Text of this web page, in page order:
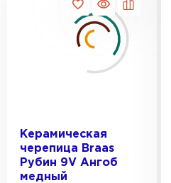
Керамическая
черепица Braas
Рубин 9V Ангоб
медный
Рулонная
ПЕРЕЙТИ